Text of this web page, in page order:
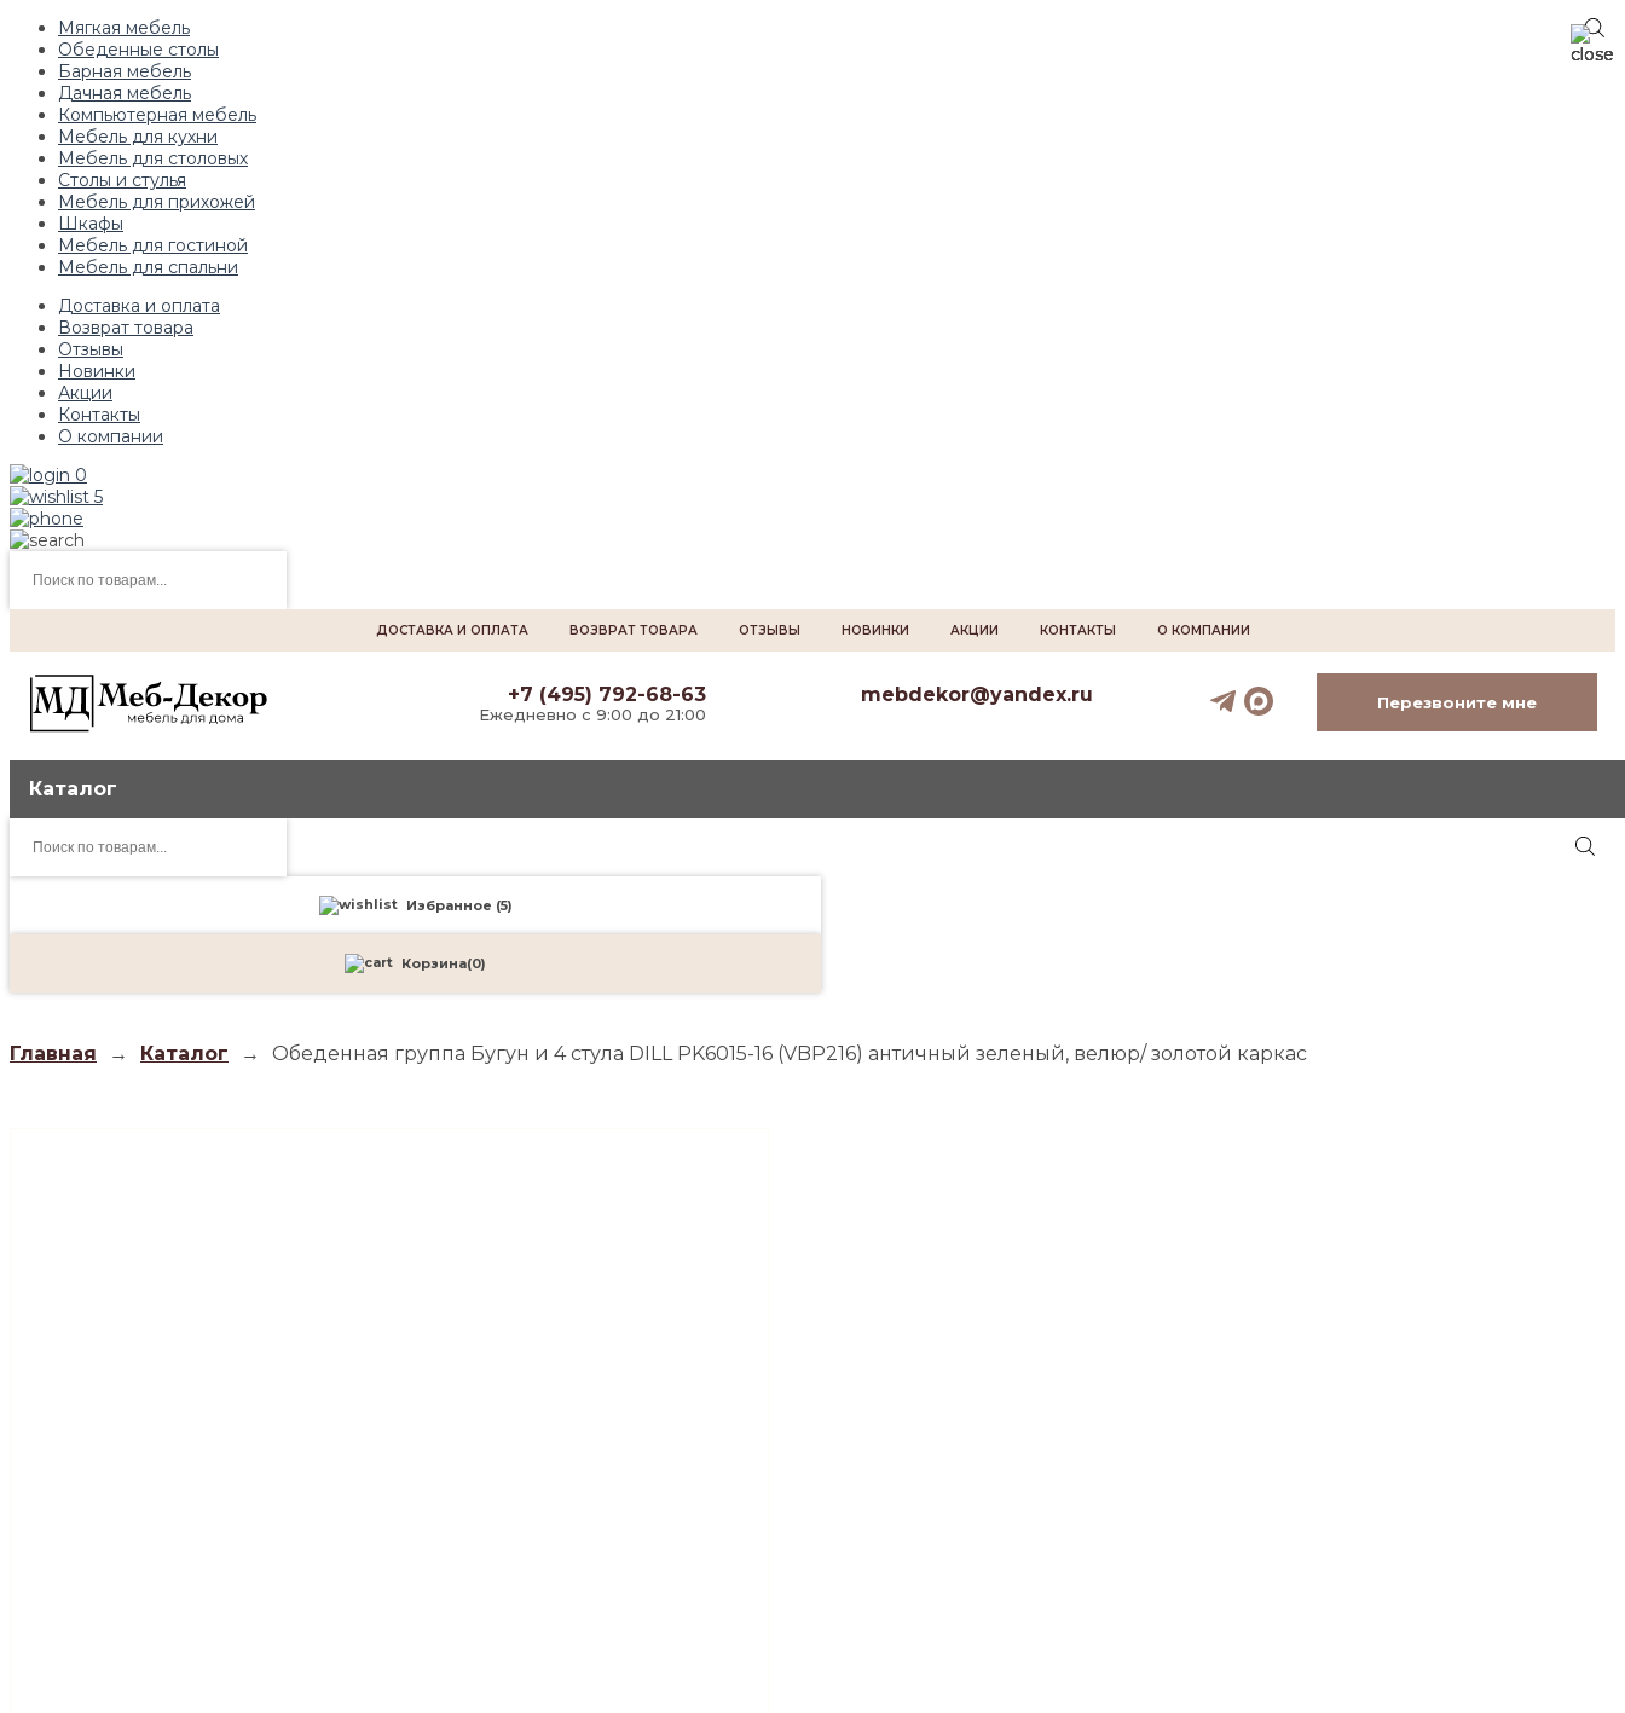
Мягкая мебель
Обеденные столы
Барная мебель
Дачная мебель
Компьютерная мебель
Мебель для кухни
Мебель для столовых
Столы и стулья
Мебель для прихожей
Шкафы
Мебель для гостиной
Мебель для спальни
Доставка и оплата
Возврат товара
Отзывы
Новинки
Акции
Контакты
О компании
0
5
товаров
ДОСТАВКА И ОПЛАТА ВОЗВРАТ ТОВАРА ОТЗЫВЫ НОВИНКИ АКЦИИ КОНТАКТЫ О КОМПАНИИ
+7 (495) 792-68-63
Ежедневно с 9:00 до 21:00
mebdekor@yandex.ru Перезвоните мне
Каталог
товаров
Избранное (5)
Корзина(0)
Главная → Каталог → Обеденная группа Бугун и 4 стула DILL PK6015-16 (VBP216) античный зеленый, велюр/ золотой каркас